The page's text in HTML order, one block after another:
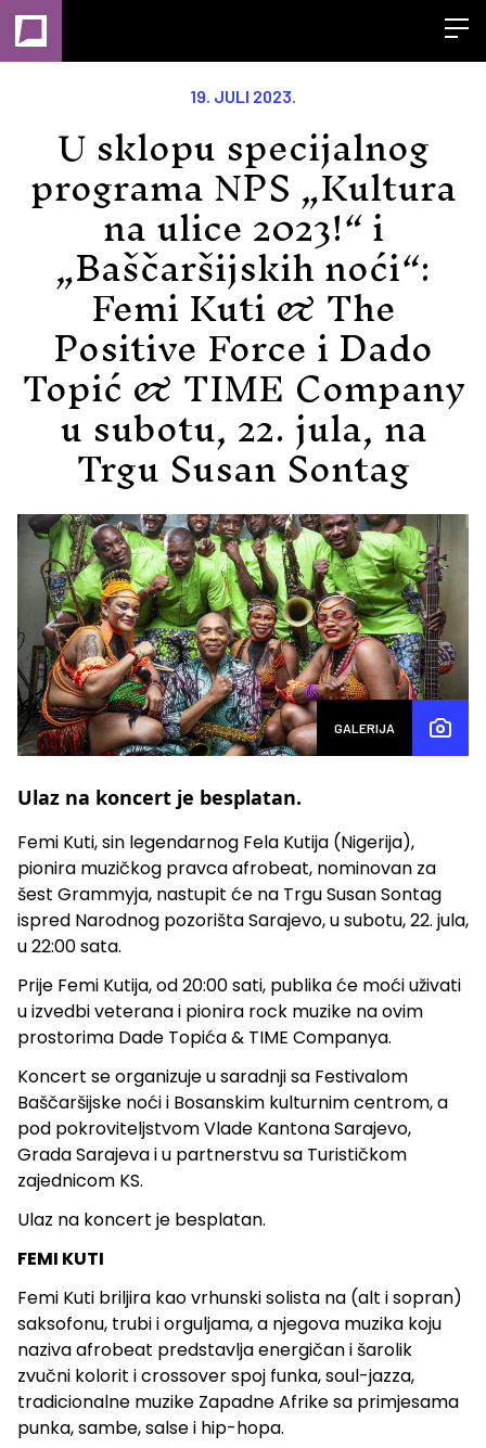
19. JULI 2023.
U sklopu specijalnog
programa NPS „Kultura
na ulice 2023!“ i
„Baščaršijskih noći“:
Femi Kuti & The
Positive Force i Dado
Topić & TIME Company
u subotu, 22. jula, na
Trgu Susan Sontag
GALERIJA
Ulaz na koncert je besplatan.
Femi Kuti, sin legendarnog Fela Kutija (Nigerija),
pionira muzičkog pravca afrobeat, nominovan za
šest Grammyja, nastupit će na Trgu Susan Sontag
ispred Narodnog pozorišta Sarajevo, u subotu, 22. jula,
u 22:00 sata.
Prije Femi Kutija, od 20:00 sati, publika će moći uživati
u izvedbi veterana i pionira rock muzike na ovim
prostorima Dade Topića & TIME Companya.
Koncert se organizuje u saradnji sa Festivalom
Baščaršijske noći i Bosanskim kulturnim centrom, a
pod pokroviteljstvom Vlade Kantona Sarajevo,
Grada Sarajeva i u partnerstvu sa Turističkom
zajednicom KS.
Ulaz na koncert je besplatan.
FEMI KUTI
Femi Kuti briljira kao vrhunski solista na (alt i sopran)
saksofonu, trubi i orguljama, a njegova muzika koju
naziva afrobeat predstavlja energičan i šarolik
zvučni kolorit i crossover spoj funka, soul-jazza,
tradicionalne muzike Zapadne Afrike sa primjesama
punka, sambe, salse i hip-hopa.